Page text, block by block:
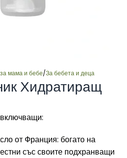
мама и бебе/За бебета и деца
Хидратиращ
от Франция: богато на
със своите подхранващи